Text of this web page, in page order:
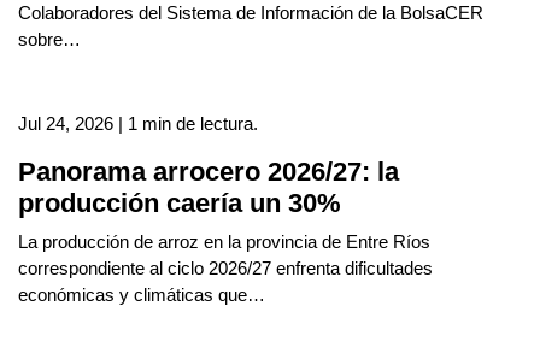
Colaboradores del Sistema de Información de la BolsaCER
sobre…
Jul 24, 2026 | 1 min de lectura.
Panorama arrocero 2026/27: la
producción caería un 30%
La producción de arroz en la provincia de Entre Ríos
correspondiente al ciclo 2026/27 enfrenta dificultades
económicas y climáticas que…